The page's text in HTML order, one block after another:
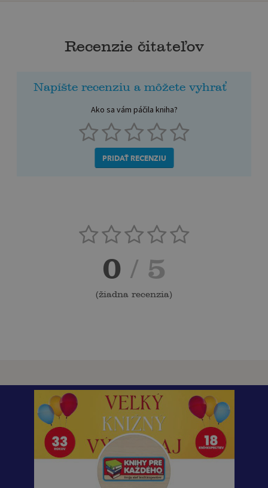
Recenzie čitateľov
Napíšte recenziu a môžete vyhrať
Ako sa vám páčila kniha?
PRIDAŤ RECENZIU
0 / 5
(žiadna recenzia)